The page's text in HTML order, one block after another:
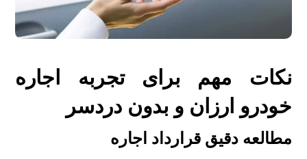
نکات مهم برای تجربه اجاره
خودرو ارزان و بدون دردسر
مطالعه دقیق قرارداد اجاره